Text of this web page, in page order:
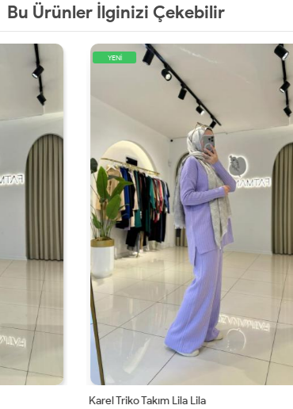
Bu Ürünler İlginizi Çekebilir
YENİ
Moss Takım Krem Krem